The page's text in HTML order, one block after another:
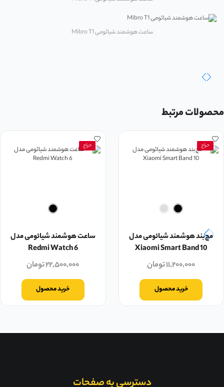
ساعت هوشمند شیائومی Mibro T1
محصولات مرتبط
حراج
مچ‌بند هوشمند شیائومی مدل
Xiaomi Smart Band 10
۱۱,۲۰۰,۰۰۰تومان
خرید محصول
حراج
ساعت هوشمند شیائومی مدل
Redmi Watch 6
۲۲,۵۰۰,۰۰۰تومان
خرید محصول
دسترسی به صفحات